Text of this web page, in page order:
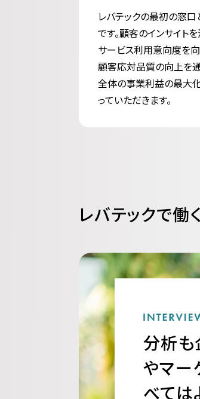
レバテックの最初の窓口
です。顧客のインサイト
サービス利用意向度を向
顧客応対品質の向上を通
全体の事業利益の最大
っていただきます。
レバテックで働
分析も
やマー
べては